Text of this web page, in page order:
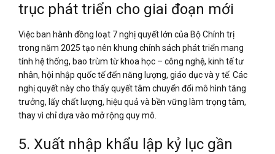
trục phát triển cho giai đoạn mới
Việc ban hành đồng loạt 7 nghị quyết lớn của Bộ Chính trị
trong năm 2025 tạo nên khung chính sách phát triển mang
tính hệ thống, bao trùm từ khoa học – công nghệ, kinh tế tư
nhân, hội nhập quốc tế đến năng lượng, giáo dục và y tế. Các
nghị quyết này cho thấy quyết tâm chuyển đổi mô hình tăng
trưởng, lấy chất lượng, hiệu quả và bền vững làm trọng tâm,
thay vì chỉ dựa vào mở rộng quy mô.
5. Xuất nhập khẩu lập kỷ lục gần